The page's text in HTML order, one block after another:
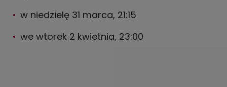
w niedzielę 31 marca, 21:15
we wtorek 2 kwietnia, 23:00